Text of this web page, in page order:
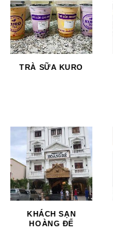
TRÀ SỮA KURO
KHÁCH SẠN
HOÀNG ĐẾ